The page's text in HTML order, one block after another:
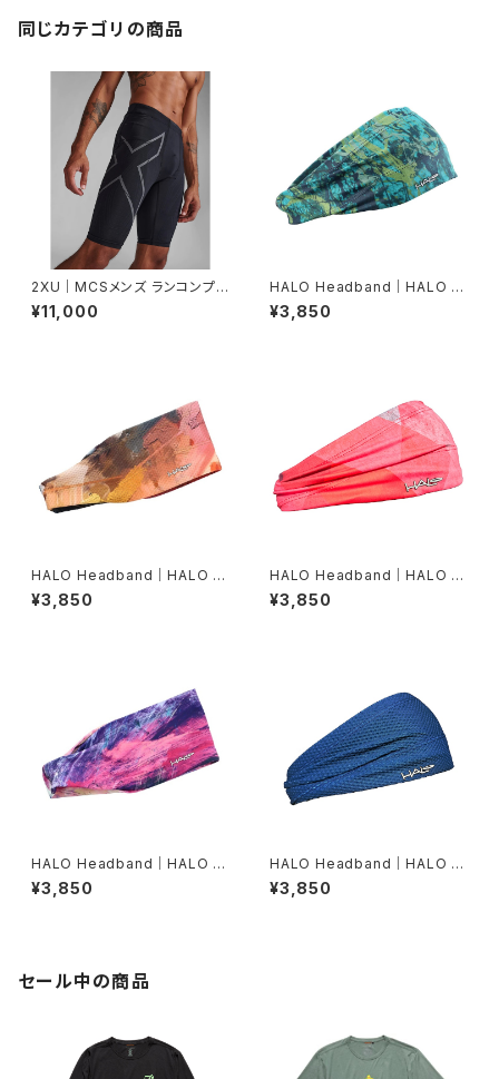
同じカテゴリの商品
2XU｜MCSメンズ ランコンプシ
ョーツ MA5331B BLK/BRF
¥11,000
HALO Headband｜HALO バ
ンディット JP（Movas）
¥3,850
HALO Headband｜HALO バ
ンディット JP（Air modern oi
l）
¥3,850
HALO Headband｜HALO バ
ンディット JP（Vinst）
¥3,850
HALO Headband｜HALO バ
ンディット JP（dusk）
¥3,850
HALO Headband｜HALO バ
ンディット JP（Air Abyss Blu
e）
¥3,850
セール中の商品